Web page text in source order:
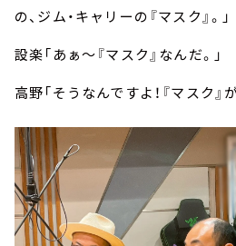
の、ジム・キャリーの『マスク』。」
設楽「あぁ～『マスク』なんだ。」
高野「そうなんですよ！『マスク』